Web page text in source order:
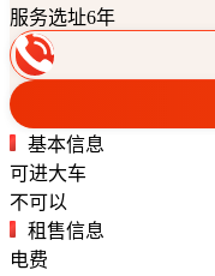
服务选址6年
基本信息
可进大车
不可以
租售信息
电费